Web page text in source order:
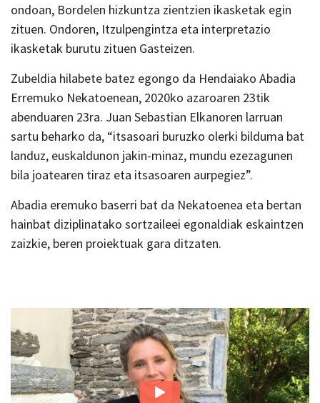
ondoan, Bordelen hizkuntza zientzien ikasketak egin
zituen. Ondoren, Itzulpengintza eta interpretazio
ikasketak burutu zituen Gasteizen.
Zubeldia hilabete batez egongo da Hendaiako Abadia
Erremuko Nekatoenean, 2020ko azaroaren 23tik
abenduaren 23ra. Juan Sebastian Elkanoren larruan
sartu beharko da, “itsasoari buruzko olerki bilduma bat
landuz, euskaldunon jakin-minaz, mundu ezezagunen
bila joatearen tiraz eta itsasoaren aurpegiez”.
Abadia eremuko baserri bat da Nekatoenea eta bertan
hainbat diziplinatako sortzaileei egonaldiak eskaintzen
zaizkie, beren proiektuak gara ditzaten.